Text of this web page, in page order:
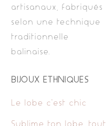
artisanaux, fabriqués
selon une technique
traditionnelle
balinaise.
BIJOUX ETHNIQUES
Le lobe c’est chic